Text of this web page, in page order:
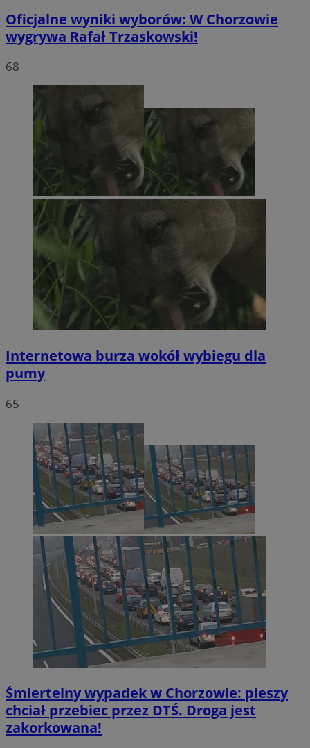
Oficjalne wyniki wyborów: W Chorzowie
wygrywa Rafał Trzaskowski!
68
Internetowa burza wokół wybiegu dla
pumy
65
Śmiertelny wypadek w Chorzowie: pieszy
chciał przebiec przez DTŚ. Droga jest
zakorkowana!